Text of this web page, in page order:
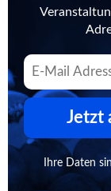
Jetzt
Ihre Daten